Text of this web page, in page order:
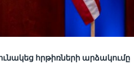
հրթիռների արձակումը